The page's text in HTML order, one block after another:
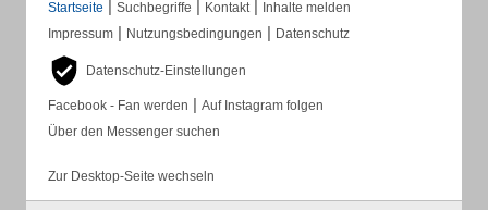
Startseite | Suchbegriffe | Kontakt | Inhalte melden
Impressum | Nutzungsbedingungen | Datenschutz
Datenschutz-Einstellungen
Facebook - Fan werden | Auf Instagram folgen
Über den Messenger suchen
Zur Desktop-Seite wechseln